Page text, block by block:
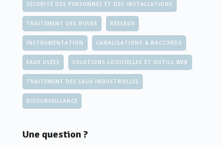
SÉCURITÉ DES PERSONNES ET DES INSTALLATIONS
TRAITEMENT DES BOUES RÉSEAUX
INSTRUMENTATION CANALISATIONS & RACCORDS
EAUX USÉES SOLUTIONS LOGICIELLES ET OUTILS WEB
TRAITEMENT DES EAUX INDUSTRIELLES
BIOSURVEILLANCE
Une question ?